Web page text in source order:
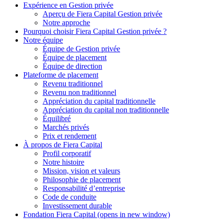
Expérience en Gestion privée
Aperçu de Fiera Capital Gestion privée
Notre approche
Pourquoi choisirFiera Capital Gestion privée ?
Notre équipe
Équipe de Gestion privée
Équipe de placement
Équipe de direction
Plateforme de placement
Revenu traditionnel
Revenu non traditionnel
Appréciation du capital traditionnelle
Appréciation du capital non traditionnelle
Équilibré
Marchés privés
Prix et rendement
À propos de Fiera Capital
Profil corporatif
Notre histoire
Mission, vision et valeurs
Philosophie de placement
Responsabilité d’entreprise
Code de conduite
Investissement durable
Fondation Fiera Capital (opens in new window)